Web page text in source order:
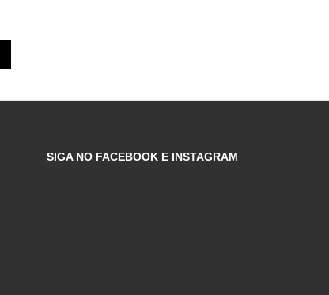
SIGA NO FACEBOOK E INSTAGRAM